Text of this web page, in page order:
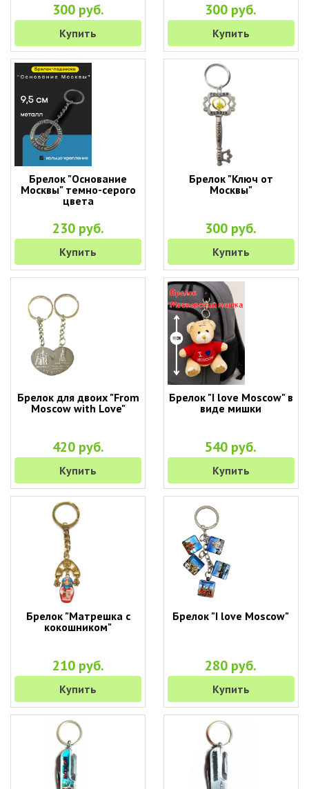
300 руб.
Купить
300 руб.
Купить
Брелок "Основание
Москвы" темно-серого
цвета
230 руб.
Купить
Брелок "Ключ от
Москвы"
300 руб.
Купить
Брелок для двоих "From
Moscow with Love"
420 руб.
Купить
Брелок "I love Moscow" в
виде мишки
540 руб.
Купить
Брелок "Матрешка с
кокошником"
210 руб.
Купить
Брелок "I love Moscow"
280 руб.
Купить